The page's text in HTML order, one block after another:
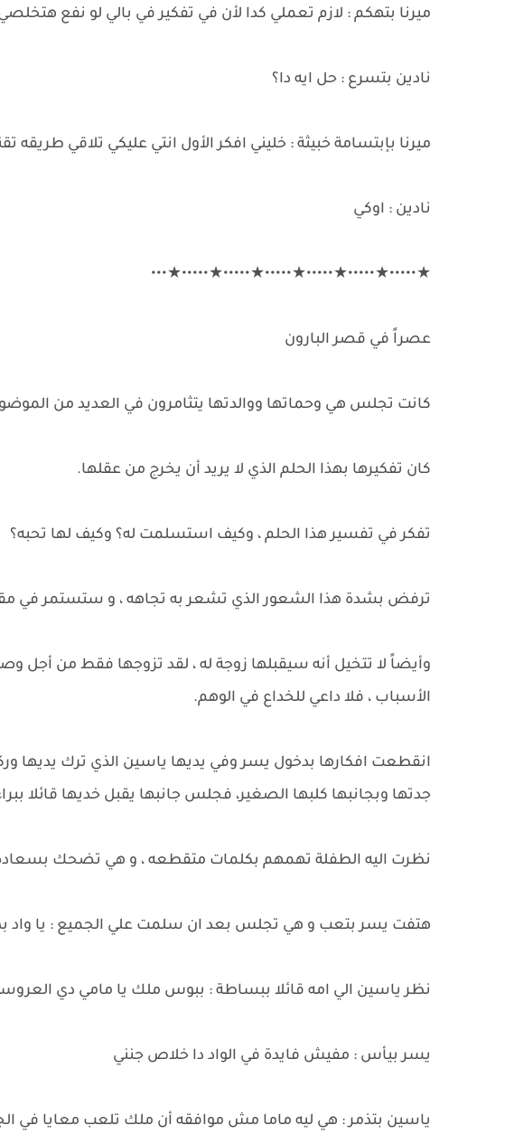
ميرنا بتهكم : لازم تعملي كدا لأن في تفكير في بالي لو نفع
نادين بتسرع : حل ايه دا؟
ميرنا بإبتسامة خبيثة : خليني افكر الأول انتي عليكي تلاقي طريقه
نادين : اوكي
★•••••★•••••★•••••★•••••★•••••★•••••★•••
عصراً في قصر البارون
كانت تجلس هي وحماتها ووالدتها يتثامرون في العديد من
كان تفكيرها بهذا الحلم الذي لا يريد أن يخرج من عقلها.
تفكر في تفسير هذا الحلم ، وكيف استسلمت له؟ وكيف لها تحبه؟
ترفض بشدة هذا الشعور الذي تشعر به تجاهه ، و ستستمر في
وأيضاً لا تتخيل أنه سيقبلها زوجة له ​​، لقد تزوجها فقط من أجل
الأسباب ، فلا داعي للخداع في الوهم.
انقطعت افكارها بدخول يسر وفي يديها ياسين الذي ترك
جدتها وبجانبها كلبها الصغير، فجلس جانبها يقبل خديها قائلا
نظرت اليه الطفلة تهمهم بكلمات متقطعه ، و هي تضحك
هتفت يسر بتعب و هي تجلس بعد ان سلمت علي الجميع : يا واد
نظر ياسين الي امه قائلا ببساطة : ببوس ملك يا مامي دي
يسر بيأس : مفيش فايدة في الواد دا خلاص جنني
ياسين بتذمر : هي ليه ماما مش موافقه أن ملك تلعب معايا في